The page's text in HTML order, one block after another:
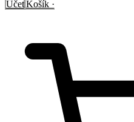
Účet Košík ·